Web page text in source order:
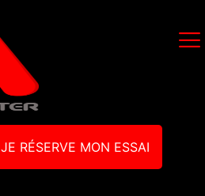
JE RÉSERVE MON ESSAI